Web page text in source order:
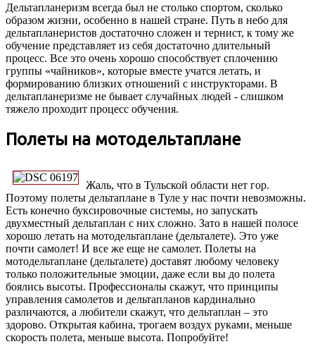
Дельтапланеризм всегда был не столько спортом, сколько
образом жизни, особенно в нашей стране. Путь в небо для
дельтапланеристов достаточно сложен и тернист, к тому же
обучение представляет из себя достаточно длительный
процесс. Все это очень хорошо способствует сплочению
группы «чайников», которые вместе учатся летать, и
формированию близких отношений с инструкторами. В
дельтапланеризме не бывает случайных людей - слишком
тяжело проходит процесс обучения.
Полеты на мотодельтаплане
Жаль, что в Тульской области нет гор.
Поэтому полеты дельтаплане в Туле у нас почти невозможны.
Есть конечно буксировочные системы, но запускать
двухместный дельтаплан с них сложно. Зато в нашей полосе
хорошо летать на мотодельтаплане (дельталете). Это уже
почти самолет! И все же еще не самолет. Полеты на
мотодельтаплане (дельталете) доставят любому человеку
только положительные эмоции, даже если вы до полета
боялись высоты. Профессионалы скажут, что принципы
управления самолетов и дельтапланов кардинально
различаются, а любители скажут, что дельтаплан – это
здорово. Открытая кабина, трогаем воздух руками, меньше
скорость полета, меньше высота. Попробуйте!